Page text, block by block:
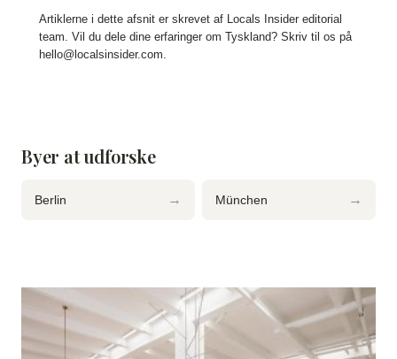
Artiklerne i dette afsnit er skrevet af Locals Insider editorial
team. Vil du dele dine erfaringer om Tyskland? Skriv til os på
hello@localsinsider.com.
Byer at udforske
Berlin → München →